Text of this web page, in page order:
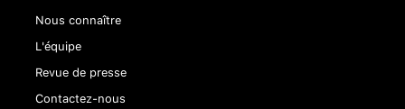
Nous connaître
L'équipe
Revue de presse
Contactez-nous